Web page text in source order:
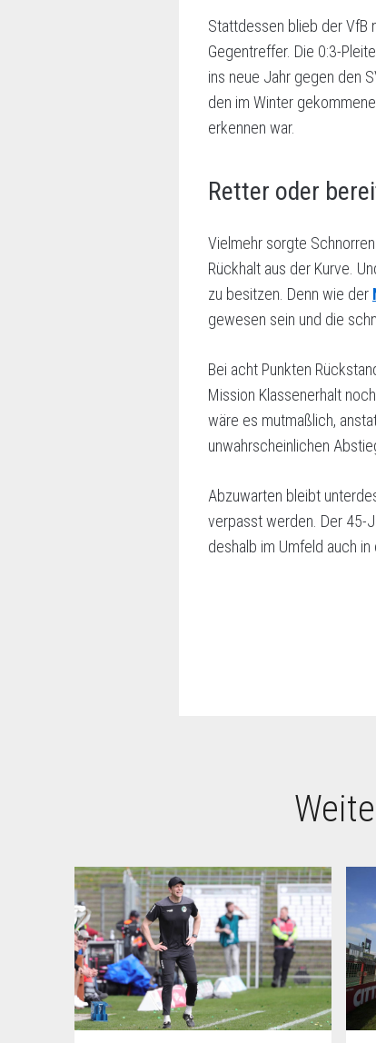
Stattdessen blieb der VfB
Gegentreffer. Die 0:3-
ins neue Jahr gegen den
den im Winter
erkennen war.
Retter oder
Vielmehr sorgte
Rückhalt aus der Kurve.
zu besitzen. Denn wie der
gewesen sein und die
Bei acht Punkten
Mission Klassenerhalt
wäre es mutmaßlich,
unwahrscheinlichen
Abzuwarten bleibt
verpasst werden. Der 45-
deshalb im Umfeld auch in